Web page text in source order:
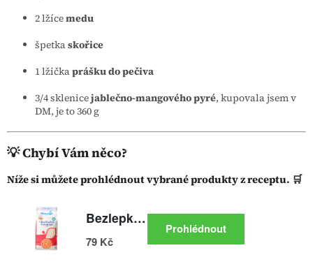
2 lžícemedu
špetkaskořice
1 lžičkaprášku do pečiva
3/4 sklenicejablečno-mangového pyré, kupovala jsem v
DM, je to 360 g
💡 Chybí Vám něco?
Níže si můžete prohlédnout vybrané produkty z receptu. 🛒